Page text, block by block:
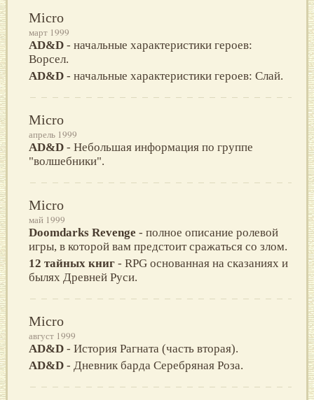
Micro
март 1999
AD&D - начальные характеристики героев:
Ворсел.
AD&D - начальные характеристики героев: Слай.
Micro
апрель 1999
AD&D - Небольшая информация по группе
"волшебники".
Micro
май 1999
Doomdarks Revenge - полное описание ролевой
игры, в которой вам предстоит сражаться со злом.
12 тайных книг - RPG основанная на сказаниях и
былях Древней Руси.
Micro
август 1999
AD&D - История Рагната (часть вторая).
AD&D - Дневник барда Серебряная Роза.